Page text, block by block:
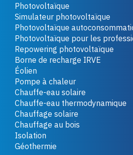
Photovoltaïque
Simulateur photovoltaïque
Photovoltaïque
Photovoltaïque pour les
Repowering photovoltaïque
Borne de recharge IRVE
Éolien
Pompe à chaleur
Chauffe-eau solaire
Chauffe-eau thermodynamique
Chauffage solaire
Chauffage au bois
Isolation
Géothermie